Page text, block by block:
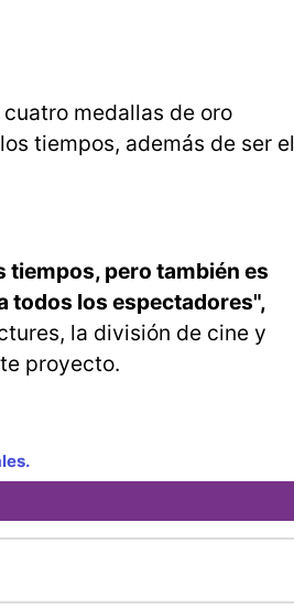
medallas de oro
tiempos, además de ser el
tiempos, pero también es
todos los espectadores",
la división de cine y
proyecto.